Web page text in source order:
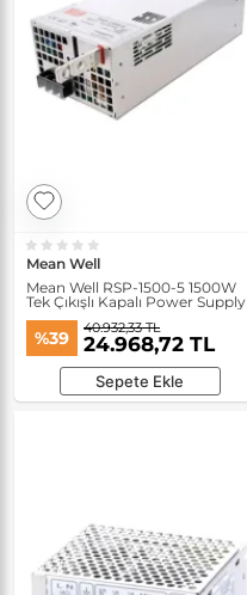
Mean Well
Mean Well RSP-1500-5 1500W
Tek Çıkışlı Kapalı Power Supply
%39 40.932,33 TL
24.968,72 TL
Sepete Ekle